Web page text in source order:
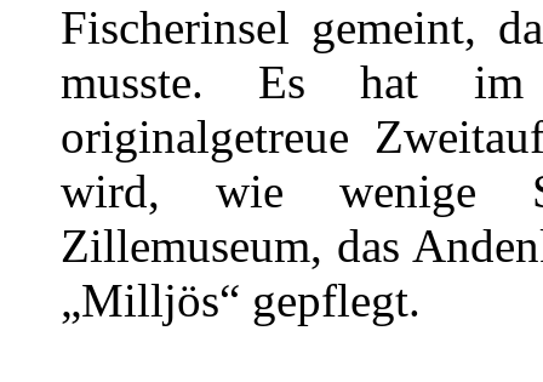
Fischerinsel gemeint,
musste. Es hat im
originalgetreue
wird, wie wenige
Zillemuseum, das
„Milljös“ gepflegt.